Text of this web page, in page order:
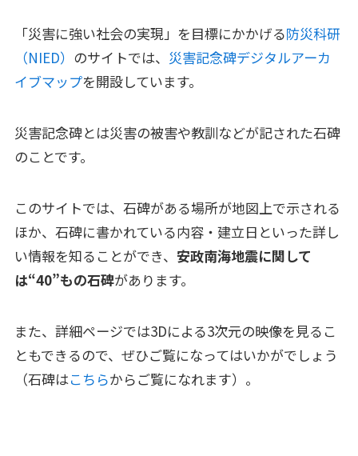
「災害に強い社会の実現」を目標にかかげる防災科研
（NIED） のサイトでは、 災害記念碑デジタルアーカ
イブマップを開設しています。
災害記念碑とは災害の被害や教訓などが記された石碑
のことです。
このサイトでは、石碑がある場所が地図上で示される
ほか、石碑に書かれている内容・建立日といった詳し
い情報を知ることができ、 安政南海地震に関して
は“40”もの石碑があります。
また、詳細ページでは3Dによる3次元の映像を見るこ
ともできるので、ぜひご覧になってはいかがでしょう
（石碑はこちらからご覧になれます）。